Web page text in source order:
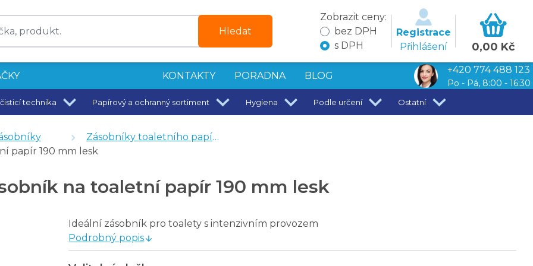
Hledat
Zobrazit ceny:
bez DPH
s DPH
Registrace
Přihlášení
0,00 Kč
KONTAKTY PORADNA BLOG
+420 774 488 123
Po - Pá, 8:00 - 16:30
technika Papírový a ochranný sortiment Hygiena Podle určení Ostatní
500 ml
ABS plast bílý - 1 l
mm lesk
Zásobníky toaletního papíru
papír 190 mm lesk
na toaletní papír 190 mm lesk
Ideální zásobník pro toalety s intenzivním provozem
Podrobný popis